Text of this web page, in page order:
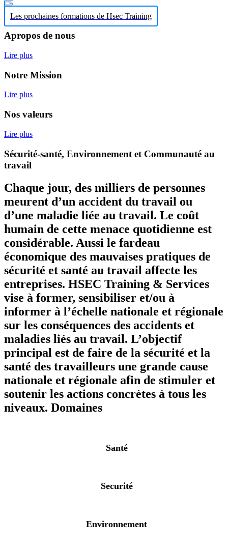
Les prochaines formations de Hsec Training
Apropos de nous
Lire plus
Notre Mission
Lire plus
Nos valeurs
Lire plus
Sécurité-santé, Environnement et Communauté au
travail
Chaque jour, des milliers de personnes
meurent d’un accident du travail ou
d’une maladie liée au travail. Le coût
humain de cette menace quotidienne est
considérable. Aussi le fardeau
économique des mauvaises pratiques de
sécurité et santé au travail affecte les
entreprises. HSEC Training & Services
vise à former, sensibiliser et/ou à
informer à l’échelle nationale et régionale
sur les conséquences des accidents et
maladies liés au travail. L’objectif
principal est de faire de la sécurité et la
santé des travailleurs une grande cause
nationale et régionale afin de stimuler et
soutenir les actions concrètes à tous les
niveaux. Domaines
Santé
Securité
Environnement